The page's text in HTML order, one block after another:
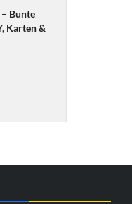
Bunte
Karten &